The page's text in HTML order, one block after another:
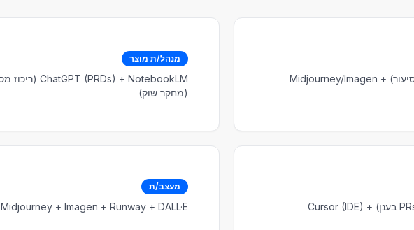
Claude (טקסטים) + ChatGPT (סיעור) + Midjourney/Imagen
מנהל/ת מוצר
(מחקר שוק)
מעצב/ת
Midjourney + Imagen + Runway + DALL·E